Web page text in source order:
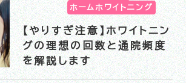
ホームホワイトニング
【やりすぎ注意】ホワイトニン
グの理想の回数と通院頻度
を解説します